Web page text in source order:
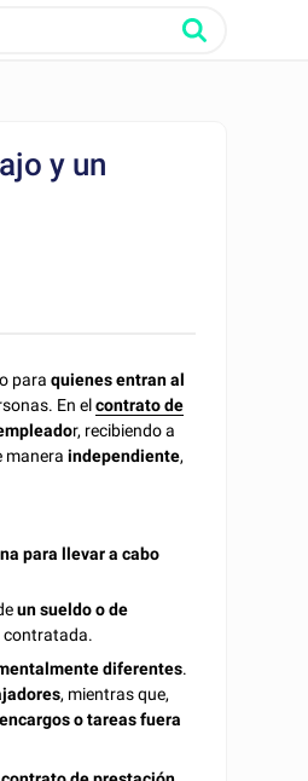
y un
paraquienes entran al
En elcontrato de
r, recibiendo a
maneraindependiente,
para llevar a cabo
un sueldo o de
contratada.
diferentes.
, mientras que,
encargos o tareas fuera